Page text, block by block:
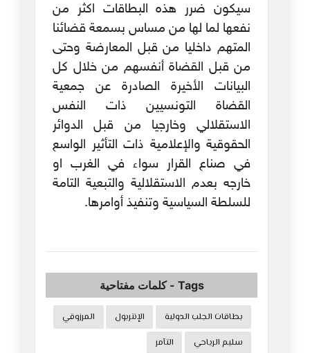
سيكون ضرر هذه البطاقات اكثر من
نفعها لما لها من مساس بسمعة قضائنا
المتهم داخليا من قبل المعارضة وحتى
من قبل القضاة أنفسهم من خلال كل
البيانات الأخيرة الصادرة عن جمعية
القضاة التونسيين ذات النفس
الاستقلالي وخارجيا من قبل الدوائر
الحقوقية والإعلامية ذات التأثير الواسع
في صناع القرار سواء في الغرب او
خارجه بعدم الاستقلالية والتبعية التامة
للسلطة السياسية وتنفيذ أوامرها.
Tags
-كلمات مفتاحية
بطاقات الجلب الدولية الإنتربول
المرزوقي
سليم الرياحي
التآمر